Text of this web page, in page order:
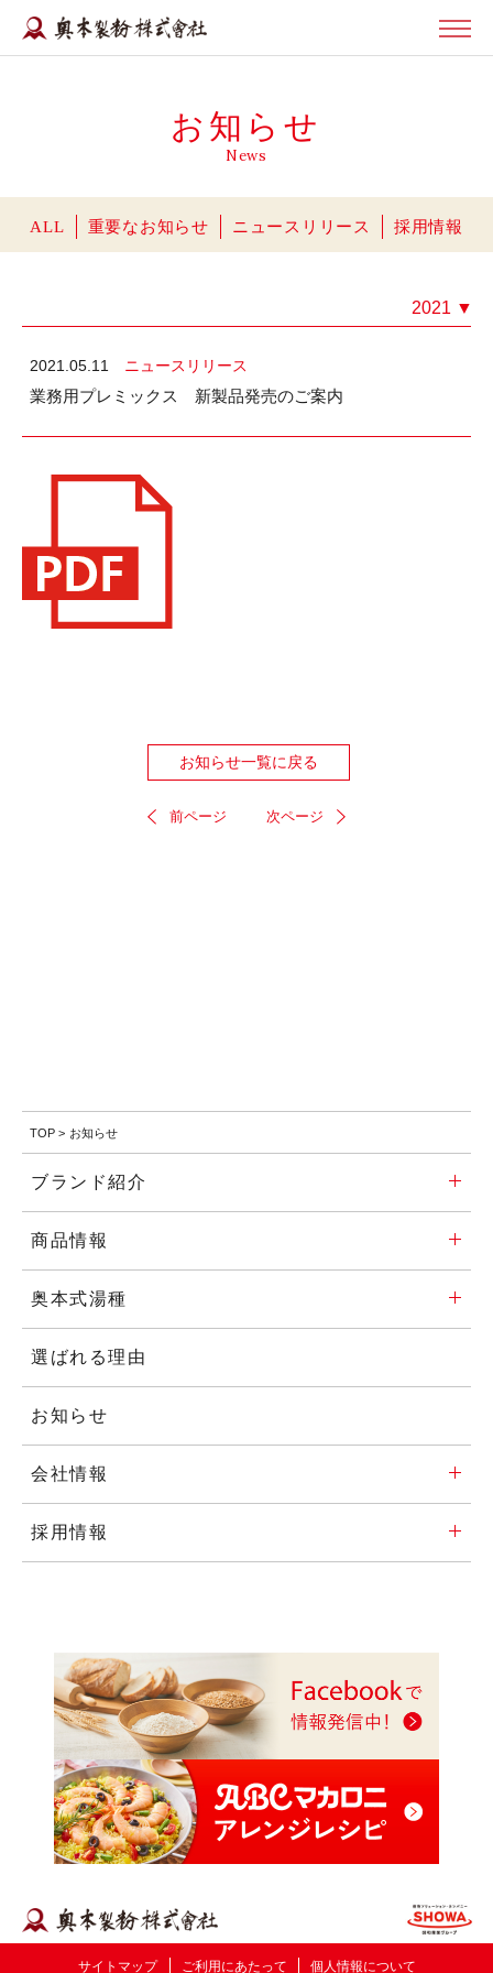
お知らせ
News
ALL 重要なお知らせ ニュースリリース 採用情報
2021 ▼
2021.05.11 ニュースリリース
業務用プレミックス 新製品発売のご案内
前ページ
お知らせ一覧に戻る
次ページ
TOP > お知らせ
ブランド紹介
商品情報
奥本式湯種
選ばれる理由
お知らせ
会社情報
採用情報
サイトマップ ご利用にあたって 個人情報について